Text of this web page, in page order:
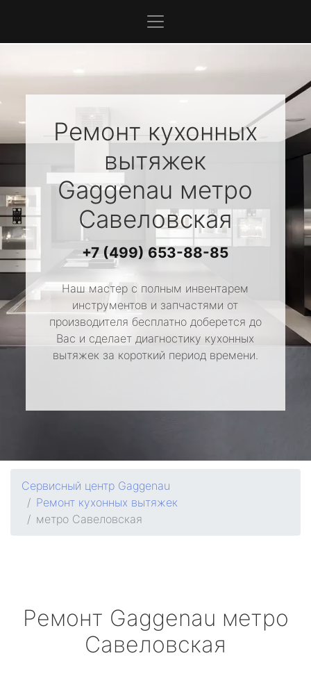
Ремонт кухонных
вытяжек
Gaggenau метро
Савеловская
+7 (499) 653-88-85
Наш мастер с полным инвентарем
инструментов и запчастями от
производителя бесплатно доберется до
Вас и сделает диагностику кухонных
вытяжек за короткий период времени.
Сервисный центр Gaggenau
Ремонт кухонных вытяжек
метро Савеловская
Ремонт Gaggenau метро
Савеловская